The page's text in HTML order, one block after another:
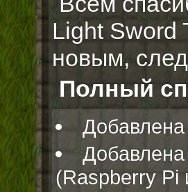
Light Sword
новым,
Полный
(Raspberry Pi